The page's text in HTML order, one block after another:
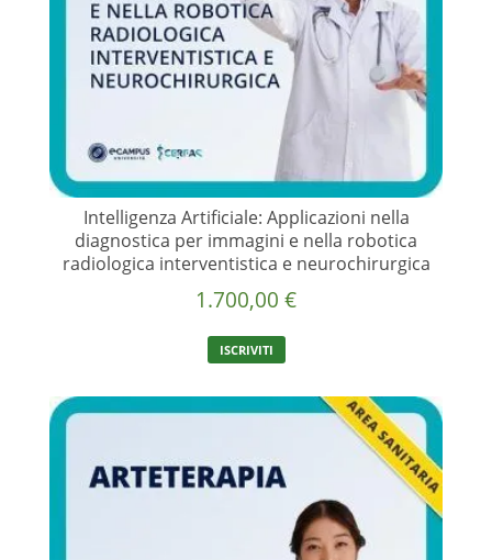
Intelligenza Artificiale: Applicazioni nella
diagnostica per immagini e nella robotica
radiologica interventistica e neurochirurgica
1.700,00 €
ISCRIVITI